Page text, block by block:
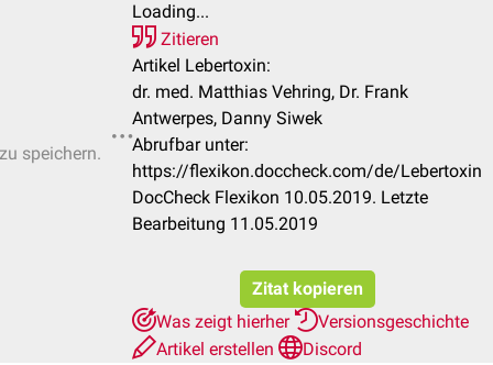
speichern.
Loading...
Zitieren
Artikel Lebertoxin:
dr. med. Matthias Vehring, Dr. Frank
Antwerpes, Danny Siwek
Abrufbar unter:
https://flexikon.doccheck.com/de/Lebertoxin
DocCheck Flexikon 10.05.2019. Letzte
Bearbeitung 11.05.2019
Zitat kopieren
Was zeigt hierher
Versionsgeschichte
Artikel erstellen
Discord